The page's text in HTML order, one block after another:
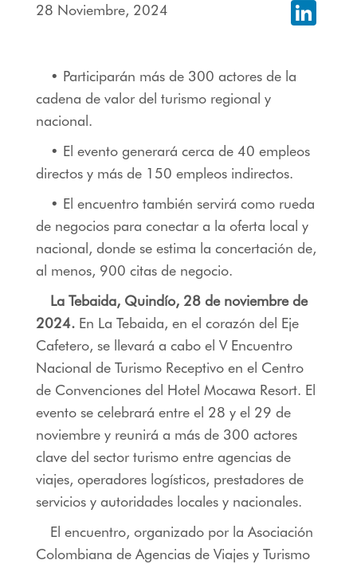
28 Noviembre, 2024
• Participarán más de 300 actores de la
cadena de valor del turismo regional y
nacional.
• El evento generará cerca de 40 empleos
directos y más de 150 empleos indirectos.
• El encuentro también servirá como rueda
de negocios para conectar a la oferta local y
nacional, donde se estima la concertación de,
al menos, 900 citas de negocio.
La Tebaida, Quindío, 28 de noviembre de
2024. En La Tebaida, en el corazón del Eje
Cafetero, se llevará a cabo el V Encuentro
Nacional de Turismo Receptivo en el Centro
de Convenciones del Hotel Mocawa Resort. El
evento se celebrará entre el 28 y el 29 de
noviembre y reunirá a más de 300 actores
clave del sector turismo entre agencias de
viajes, operadores logísticos, prestadores de
servicios y autoridades locales y nacionales.
El encuentro, organizado por la Asociación
Colombiana de Agencias de Viajes y Turismo